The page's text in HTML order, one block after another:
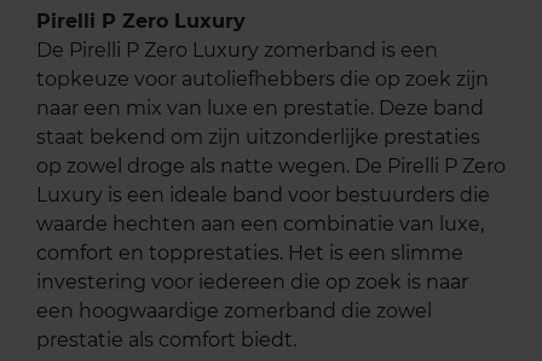
Pirelli P Zero Luxury
De Pirelli P Zero Luxury zomerband is een
topkeuze voor autoliefhebbers die op zoek zijn
naar een mix van luxe en prestatie. Deze band
staat bekend om zijn uitzonderlijke prestaties
op zowel droge als natte wegen. De Pirelli P Zero
Luxury is een ideale band voor bestuurders die
waarde hechten aan een combinatie van luxe,
comfort en topprestaties. Het is een slimme
investering voor iedereen die op zoek is naar
een hoogwaardige zomerband die zowel
prestatie als comfort biedt.